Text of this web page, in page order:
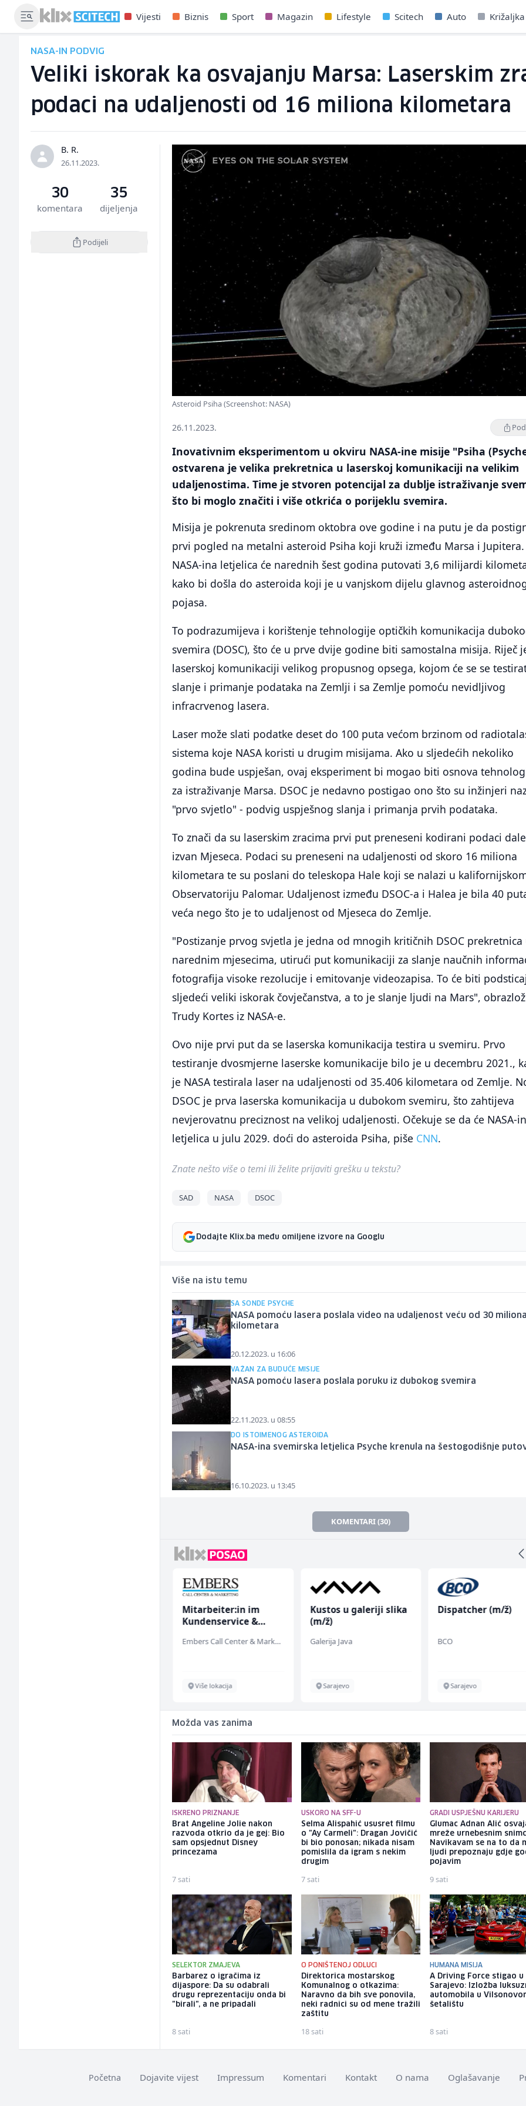
Vijesti Biznis Sport Magazin Lifestyle Scitech Auto Križaljka
NASA-IN PODVIG
Veliki iskorak ka osvajanju Marsa: Laserskim
podaci na udaljenosti od 16 miliona kilometara
B. R.
26.11.2023.
30
komentara
35
dijeljenja
Podijeli
Asteroid Psiha (Screenshot: NASA)
26.11.2023.
Inovativnim eksperimentom u okviru NASA-ine misije "Psiha
ostvarena je velika prekretnica u laserskoj komunikaciji na velikim
udaljenostima. Time je stvoren potencijal za dublje istraživanje
što bi moglo značiti i više otkrića o porijeklu svemira.
Misija je pokrenuta sredinom oktobra ove godine i na putu je da
prvi pogled na metalni asteroid Psiha koji kruži između Marsa i Jupitera.
NASA-ina letjelica će narednih šest godina putovati 3,6 milijardi
kako bi došla do asteroida koji je u vanjskom dijelu glavnog
pojasa.
To podrazumijeva i korištenje tehnologije optičkih komunikacija
svemira (DOSC), što će u prve dvije godine biti samostalna misija. Riječ
laserskoj komunikaciji velikog propusnog opsega, kojom će se se
slanje i primanje podataka na Zemlji i sa Zemlje pomoću nevidljivog
infracrvenog lasera.
Laser može slati podatke deset do 100 puta većom brzinom od
sistema koje NASA koristi u drugim misijama. Ako u sljedećih nekoliko
godina bude uspješan, ovaj eksperiment bi mogao biti osnova
za istraživanje Marsa. DSOC je nedavno postigao ono što su inžinjeri
"prvo svjetlo" - podvig uspješnog slanja i primanja prvih podataka.
To znači da su laserskim zracima prvi put preneseni kodirani podaci
izvan Mjeseca. Podaci su preneseni na udaljenosti od skoro 16 miliona
kilometara te su poslani do teleskopa Hale koji se nalazi u
Observatoriju Palomar. Udaljenost između DSOC-a i Halea je bila 40
veća nego što je to udaljenost od Mjeseca do Zemlje.
"Postizanje prvog svjetla je jedna od mnogih kritičnih DSOC prekretnica
narednim mjesecima, utirući put komunikaciji za slanje naučnih
fotografija visoke rezolucije i emitovanje videozapisa. To će biti
sljedeći veliki iskorak čovječanstva, a to je slanje ljudi na Mars",
Trudy Kortes iz NASA-e.
Ovo nije prvi put da se laserska komunikacija testira u svemiru. Prvo
testiranje dvosmjerne laserske komunikacije bilo je u decembru 2021.,
je NASA testirala laser na udaljenosti od 35.406 kilometara od Zemlje.
DSOC je prva laserska komunikacija u dubokom svemiru, što zahtijeva
nevjerovatnu preciznost na velikoj udaljenosti. Očekuje se da će NASA-
letjelica u julu 2029. doći do asteroida Psiha, piše CNN.
Znate nešto više o temi ili želite prijaviti grešku u tekstu?
SAD NASA DSOC
Dodajte Klix.ba među omiljene izvore na Googlu
Više na istu temu
SA SONDE PSYCHE
NASA pomoću lasera poslala video na udaljenost veću od 30 miliona
kilometara
20.12.2023. u 16:06
VAŽAN ZA BUDUĆE MISIJE
NASA pomoću lasera poslala poruku iz dubokog svemira
22.11.2023. u 08:55
DO ISTOIMENOG ASTEROIDA
NASA-ina svemirska letjelica Psyche krenula na šestogodišnje
16.10.2023. u 13:45
KOMENTARI (30)
Mitarbeiter:in im
Kundenservice &
Embers Call Center & Marketing
Više lokacija
Kustos u galeriji slika
(m/ž)
Galerija Java
Sarajevo
Dispatcher (m/ž)
BCO
Sarajevo
Možda vas zanima
ISKRENO PRIZNANJE
Brat Angeline Jolie nakon
razvoda otkrio da je gej: Bio
sam opsjednut Disney
princezama
7 sati
USKORO NA SFF-U
Selma Alispahić ususret filmu
o "Ay Carmeli": Dragan Jovičić
bi bio ponosan; nikada nisam
pomislila da igram s nekim
drugim
7 sati
GRADI USPJEŠNU KARIJERU
Glumac Adnan Alić
mreže urnebesnim
Navikavam se na to da
ljudi prepoznaju gdje
pojavim
9 sati
SELEKTOR ZMAJEVA
Barbarez o igračima iz
dijaspore: Da su odabrali
drugu reprezentaciju onda bi
"birali", a ne pripadali
8 sati
O PONIŠTENOJ ODLUCI
Direktorica mostarskog
Komunalnog o otkazima:
Naravno da bih sve ponovila,
neki radnici su od mene tražili
zaštitu
18 sati
HUMANA MISIJA
A Driving Force stigao u
Sarajevo: Izložba
automobila u
šetalištu
8 sati
Početna Dojavite vijest Impressum Komentari Kontakt O nama Oglašavanje